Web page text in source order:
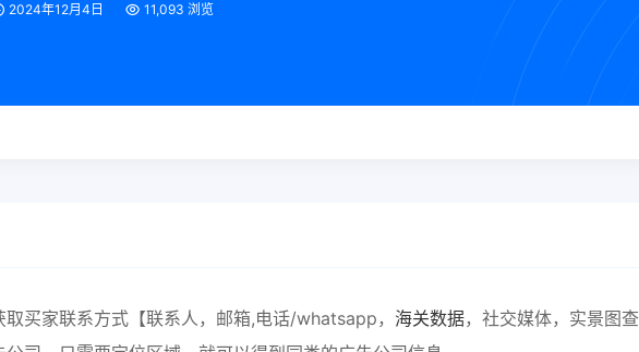
2024年12月4日 11,093 浏览
买家联系方式【联系人，邮箱,电话/whatsapp， 海关数据，社交媒体，实景图查